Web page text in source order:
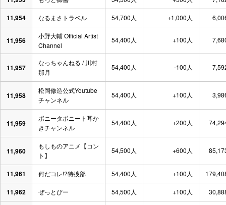
11,954 なるまさトラベル 54,700人 +1,000人
11,956
小野大輔 Official Artist
Channel
54,400人 +100人
11,957
なっちゃんねる / 川村
那月
54,400人 -100人
11,958
松岡修造公式Youtube
チャンネル
54,400人 +100人
11,959
ボニータボニート耳か
きチャンネル
54,400人 +200人
11,960
もしものアニメ【コン
ト】
54,500人 +600人
11,961 何だコレ!?特捜部 54,400人 +100人
11,962 ぜっとぴー 54,500人 +100人